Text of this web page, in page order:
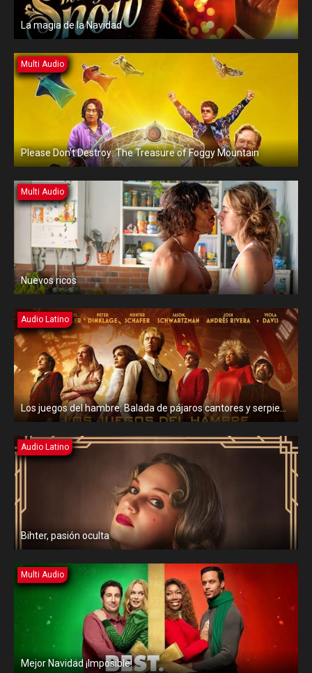
La magia de la Navidad
Multi Audio
Please Don’t Destroy: The Treasure of Foggy Mountain
Multi Audio
Nuevos ricos
Audio Latino
Los juegos del hambre: Balada de pájaros cantores y serpientes
Audio Latino
Bihter, pasión oculta
Multi Audio
Mejor Navidad ¡Imposible!